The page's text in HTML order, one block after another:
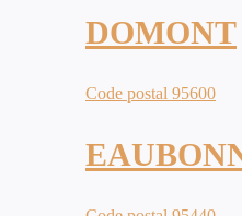
DOMONT
Code postal 95600